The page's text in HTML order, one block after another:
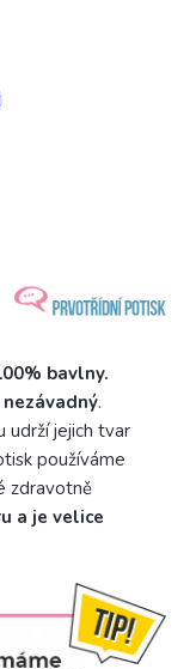
bavlny.
.
udrží jejich tvar
používáme
zdravotně
a je velice